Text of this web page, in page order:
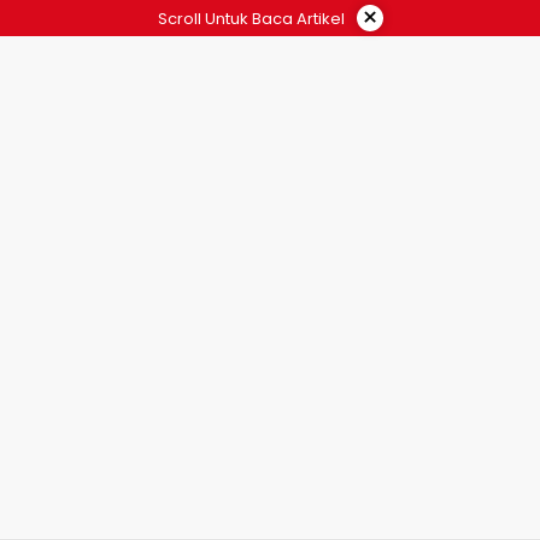
Scroll Untuk Baca Artikel ×